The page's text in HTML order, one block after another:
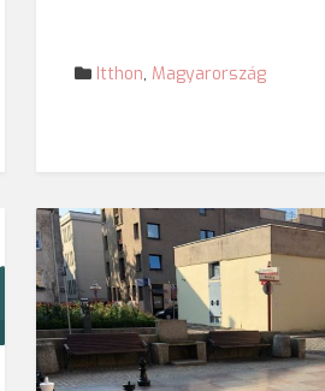
Itthon, Magyarország